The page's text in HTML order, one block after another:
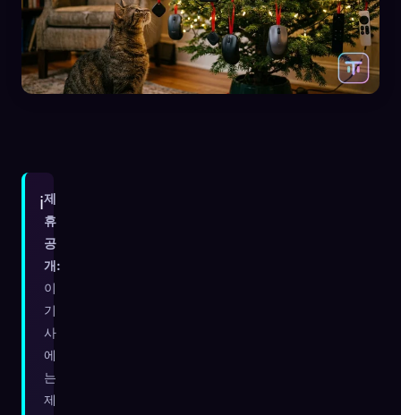
ℹ️제
휴
공
개:
이
기
사
에
는
제